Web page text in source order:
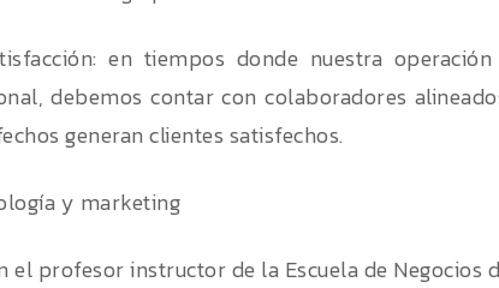
en tiempos donde nuestra
debemos contar con colaboradores
generan clientes satisfechos.
y marketing
el profesor instructor de la Escuela de Negocios